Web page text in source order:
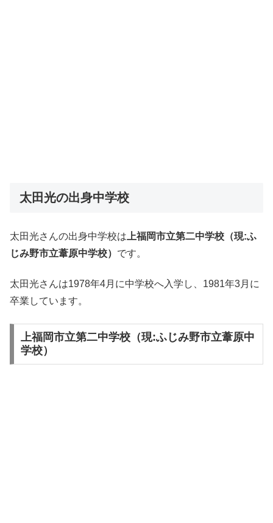
太田光の出身中学校
太田光さんの出身中学校は 上福岡市立第二中学校（現:ふ
じみ野市立葦原中学校） です。
太田光さんは1978年4月に中学校へ入学し、1981年3月に
卒業しています。
上福岡市立第二中学校（現:ふじみ野市立葦原中
学校）